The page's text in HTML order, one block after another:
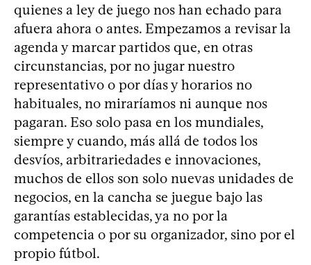
quienes a ley de juego nos han echado para
afuera ahora o antes. Empezamos a revisar la
agenda y marcar partidos que, en otras
circunstancias, por no jugar nuestro
representativo o por días y horarios no
habituales, no miraríamos ni aunque nos
pagaran. Eso solo pasa en los mundiales,
siempre y cuando, más allá de todos los
desvíos, arbitrariedades e innovaciones,
muchos de ellos son solo nuevas unidades de
negocios, en la cancha se juegue bajo las
garantías establecidas, ya no por la
competencia o por su organizador, sino por el
propio fútbol.